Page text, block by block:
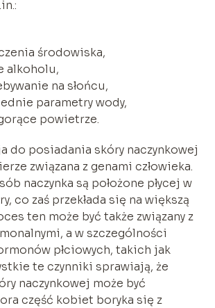
środowiska,
alkoholu,
na słońcu,
parametry wody,
powietrze.
do posiadania skóry naczynkowej
związana z genami człowieka.
naczynka są położone płycej w
co zaś przekłada się na większą
ten może być także związany z
a w szczególności
płciowych, takich jak
te czynniki sprawiają, że
naczynkowej może być
część kobiet boryka się z